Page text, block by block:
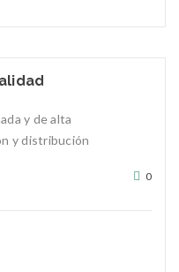
y de alta
y distribución
0